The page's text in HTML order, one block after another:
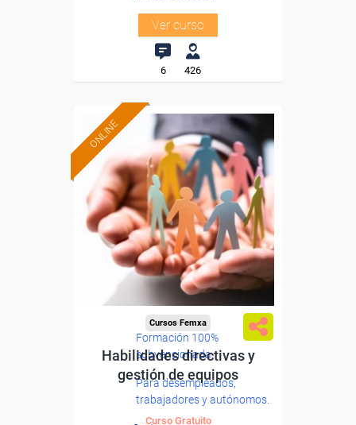
Ver curso
6 426
ONLINE
Formación 100%
subvencionada.
Para desempleados,
trabajadores y autónomos.
Cursos Femxa
Habilidades directivas y
gestión de equipos
Curso Gratuito